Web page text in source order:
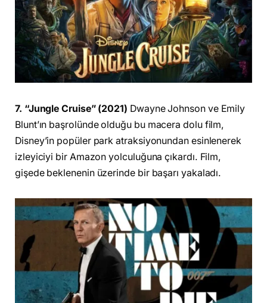
7. “Jungle Cruise” (2021) Dwayne Johnson ve Emily
Blunt’ın başrolünde olduğu bu macera dolu film,
Disney’in popüler park atraksiyonundan esinlenerek
izleyiciyi bir Amazon yolculuğuna çıkardı. Film,
gişede beklenenin üzerinde bir başarı yakaladı.